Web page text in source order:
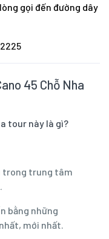
gọi đến đường dây
45 Chỗ Nha
tour này là gì?
trong trung tâm
bằng những
mới nhất.